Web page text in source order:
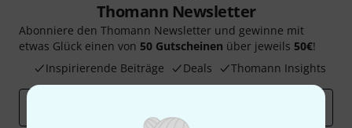
Thomann Newsletter
Abonniere den Thomann Newsletter und gewinne mit
etwas Glück einen von 50 Gutscheinen über jeweils 50€!
Inspirierende Beiträge
Deals Thomann Insights